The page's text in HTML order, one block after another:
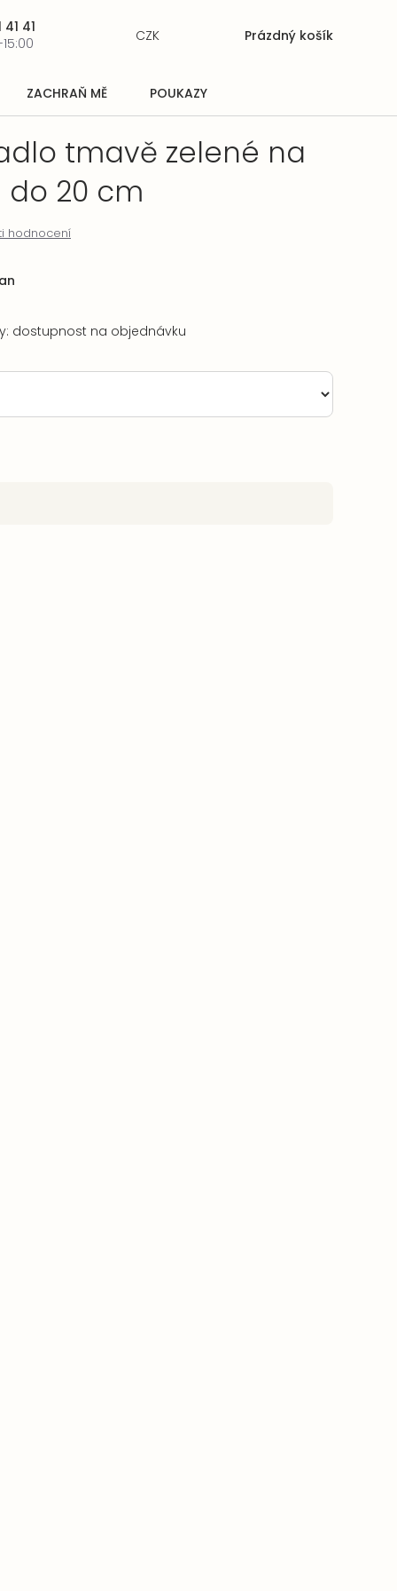
41
Nákupní
Prázdný košík
CZK
ZACHRAŇ MĚ POUKAZY
tmavě zelené na
20 cm
hodnocení
dostupnost na objednávku